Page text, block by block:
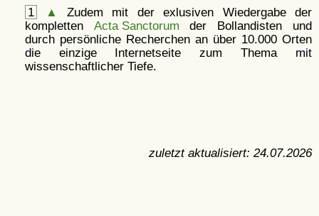
1 ▲
Zudem mit der exlusiven Wiedergabe der
kompletten Acta Sanctorum der Bollandisten und
durch persönliche Recherchen an über 10.000 Orten
die einzige Internetseite zum Thema mit
wissenschaftlicher Tiefe.
zuletzt aktualisiert: 24.07.2026